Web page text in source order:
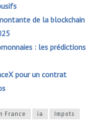
de la blockchain
: les prédictions
pour un contrat
France ia
Impots